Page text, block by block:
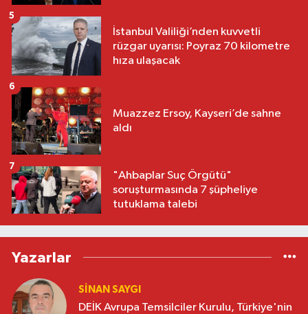
İstanbul Valiliği’nden kuvvetli
rüzgar uyarısı: Poyraz 70 kilometre
hıza ulaşacak
5
Muazzez Ersoy, Kayseri’de sahne
aldı
6
"Ahbaplar Suç Örgütü"
soruşturmasında 7 şüpheliye
tutuklama talebi
7
Yazarlar
SINAN SAYGI
DEİK Avrupa Temsilciler Kurulu, Türkiye'nin